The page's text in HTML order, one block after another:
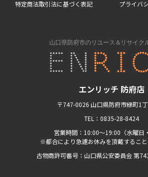
エンリッチ 防府店
〒747-0026 山口県防府市緑町1
TEL：0835-28-8424
営業時間：10:00〜19:00（水曜日・
※都合により急遽お休みを頂戴するこ
古物商許可番号：山口県公安委員会 第
特定商法取引法に基づく表記 プライバ